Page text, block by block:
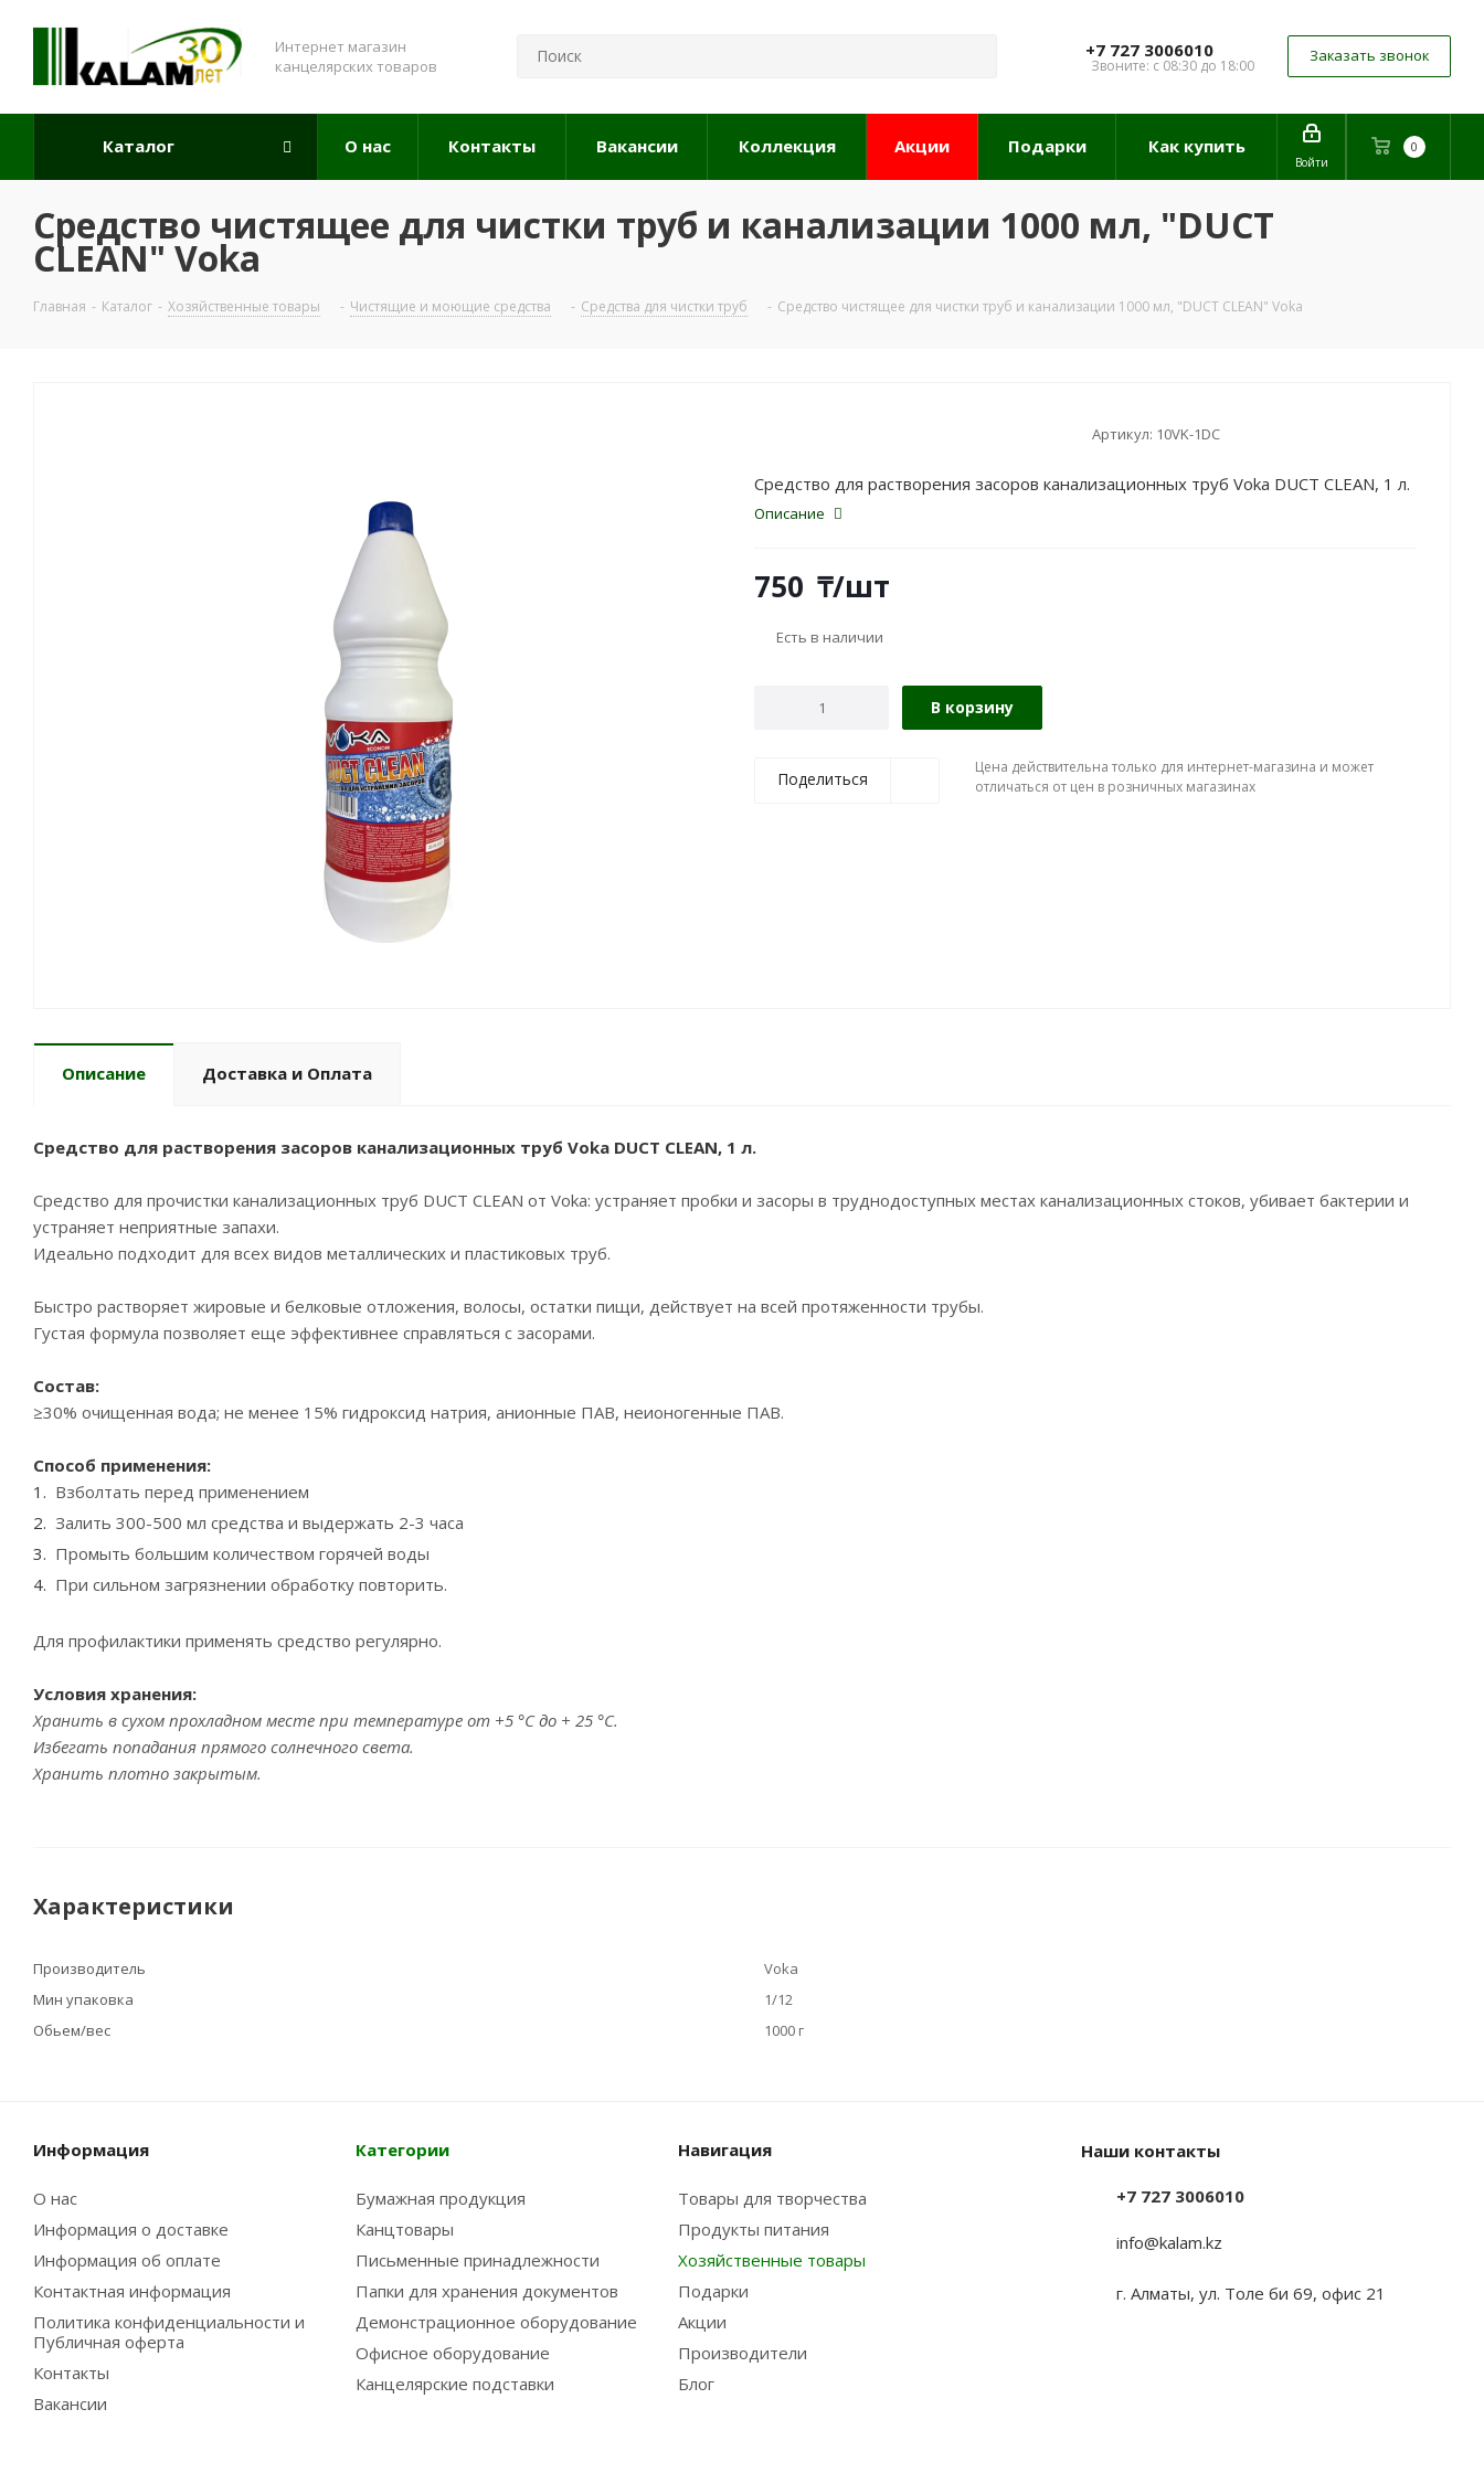
Интернет магазин
канцелярских товаров
+7 727 3006010
Звоните: с 08:30 до 18:00
Заказать звонок
0
Войти
Каталог О нас Контакты Вакансии Коллекция Акции Подарки Как купить
Средство чистящее для чистки труб и канализации 1000 мл, "DUCT
CLEAN" Voka
Главная - Каталог - Хозяйственные товары - Чистящие и моющие средства - Средства для чистки труб - Средство чистящее для чистки труб и канализации 1000 мл, "DUCT CLEAN" Voka
Артикул: 10VK-1DC
Средство для растворения засоров канализационных труб Voka DUCT CLEAN, 1 л.
Описание
750 ₸/шт
Есть в наличии
В корзину
Поделиться
Цена действительна только для интернет-магазина и может
отличаться от цен в розничных магазинах
Описание Доставка и Оплата
Средство для растворения засоров канализационных труб Voka DUCT CLEAN, 1 л.
Средство для прочистки канализационных труб DUCT CLEAN от Voka: устраняет пробки и засоры в труднодоступных местах канализационных стоков, убивает бактерии и
устраняет неприятные запахи.
Идеально подходит для всех видов металлических и пластиковых труб.
Быстро растворяет жировые и белковые отложения, волосы, остатки пищи, действует на всей протяженности трубы.
Густая формула позволяет еще эффективнее справляться с засорами.
Состав:
≥30% очищенная вода; не менее 15% гидроксид натрия, анионные ПАВ, неионогенные ПАВ.
Способ применения:
Взболтать перед применением
Залить 300-500 мл средства и выдержать 2-3 часа
Промыть большим количеством горячей воды
При сильном загрязнении обработку повторить.
Для профилактики применять средство регулярно.
Условия хранения:
Хранить в сухом прохладном месте при температуре от +5 °C до + 25 °C.
Избегать попадания прямого солнечного света.
Хранить плотно закрытым.
Характеристики
Производитель
Voka
Мин упаковка
1/12
Обьем/вес
1000 г
Информация
О нас
Информация о доставке
Информация об оплате
Контактная информация
Политика конфиденциальности и
Публичная оферта
Контакты
Вакансии
Категории
Бумажная продукция
Канцтовары
Письменные принадлежности
Папки для хранения документов
Демонстрационное оборудование
Офисное оборудование
Канцелярские подставки
Навигация
Товары для творчества
Продукты питания
Хозяйственные товары
Подарки
Акции
Производители
Блог
Наши контакты
+7 727 3006010
info@kalam.kz
г. Алматы, ул. Толе би 69, офис 21